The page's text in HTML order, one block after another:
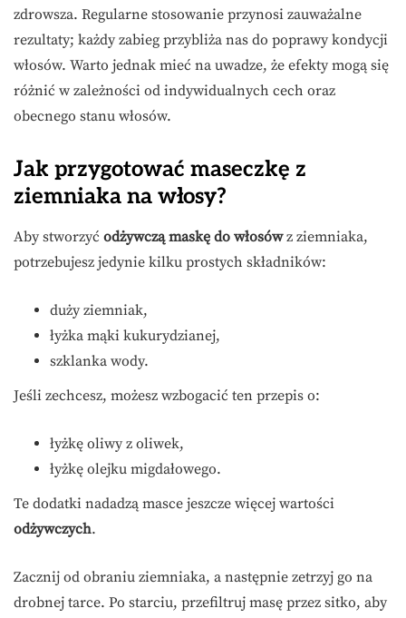
zdrowsza. Regularne stosowanie przynosi zauważalne
rezultaty; każdy zabieg przybliża nas do poprawy kondycji
włosów. Warto jednak mieć na uwadze, że efekty mogą się
różnić w zależności od indywidualnych cech oraz
obecnego stanu włosów.
Jak przygotować maseczkę z
ziemniaka na włosy?
Aby stworzyć odżywczą maskę do włosówz ziemniaka,
potrzebujesz jedynie kilku prostych składników:
duży ziemniak,
łyżka mąki kukurydzianej,
szklanka wody.
Jeśli zechcesz, możesz wzbogacić ten przepis o:
łyżkę oliwy z oliwek,
łyżkę olejku migdałowego.
Te dodatki nadadzą masce jeszcze więcej wartości
odżywczych.
Zacznij od obraniu ziemniaka, a następnie zetrzyj go na
drobnej tarce. Po starciu, przefiltruj masę przez sitko, aby